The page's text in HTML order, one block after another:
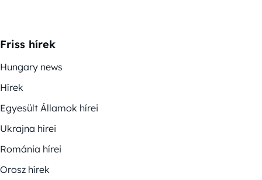
Friss hírek
Hungary news
Hírek
Egyesült Államok hírei
Ukrajna hírei
Románia hírei
Orosz hírek